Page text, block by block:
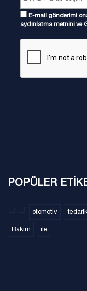
E-mail gönderimi
aydınlatma metnini ve
POPÜLER
otomotiv
Bakım ile